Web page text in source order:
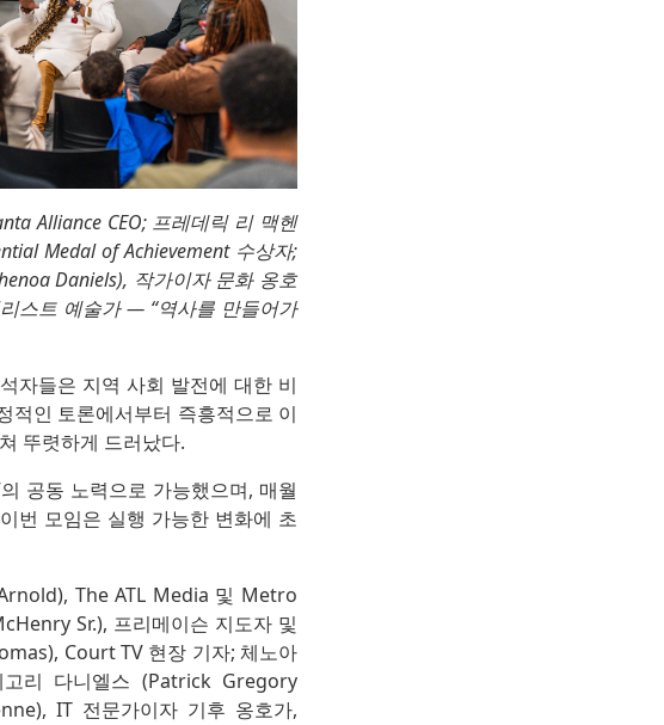
Alliance CEO; 프레데릭 리 맥헨
Medal of Achievement 수상자;
Daniels), 작가이자 문화 옹호
스트 예술가 — “역사를 만들어가
자들은 지역 사회 발전에 대한 비
적인 토론에서부터 즉흥적으로 이
뚜렷하게 드러났다.
공동 노력으로 가능했으며, 매월
번 모임은 실행 가능한 변화에 초
The ATL Media 및 Metro
Sr.), 프리메이슨 지도자 및
Court TV 현장 기자; 체노아
리 다니엘스 (Patrick Gregory
IT 전문가이자 기후 옹호가,